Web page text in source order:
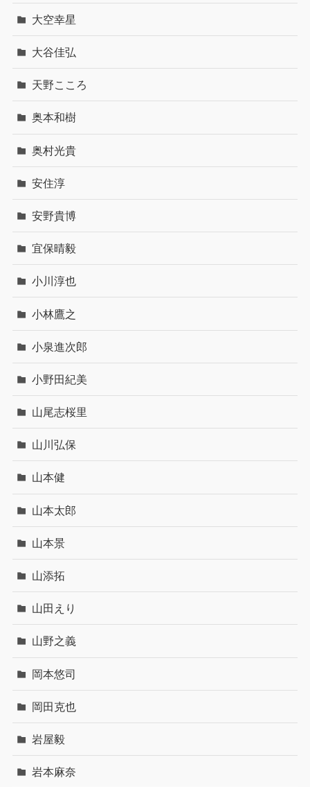
大空幸星
大谷佳弘
天野こころ
奥本和樹
奥村光貴
安住淳
安野貴博
宜保晴毅
小川淳也
小林鷹之
小泉進次郎
小野田紀美
山尾志桜里
山川弘保
山本健
山本太郎
山本景
山添拓
山田えり
山野之義
岡本悠司
岡田克也
岩屋毅
岩本麻奈